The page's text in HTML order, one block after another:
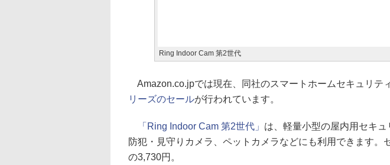
Ring Indoor Cam 第2世代
Amazon.co.jpでは現在、同社のスマートホームセキュリテ
リーズのセールが行われています。
「Ring Indoor Cam 第2世代」 は、軽量小型の屋内用セキ
防犯・見守りカメラ、ペットカメラなどにも利用できます。
の3,730円。